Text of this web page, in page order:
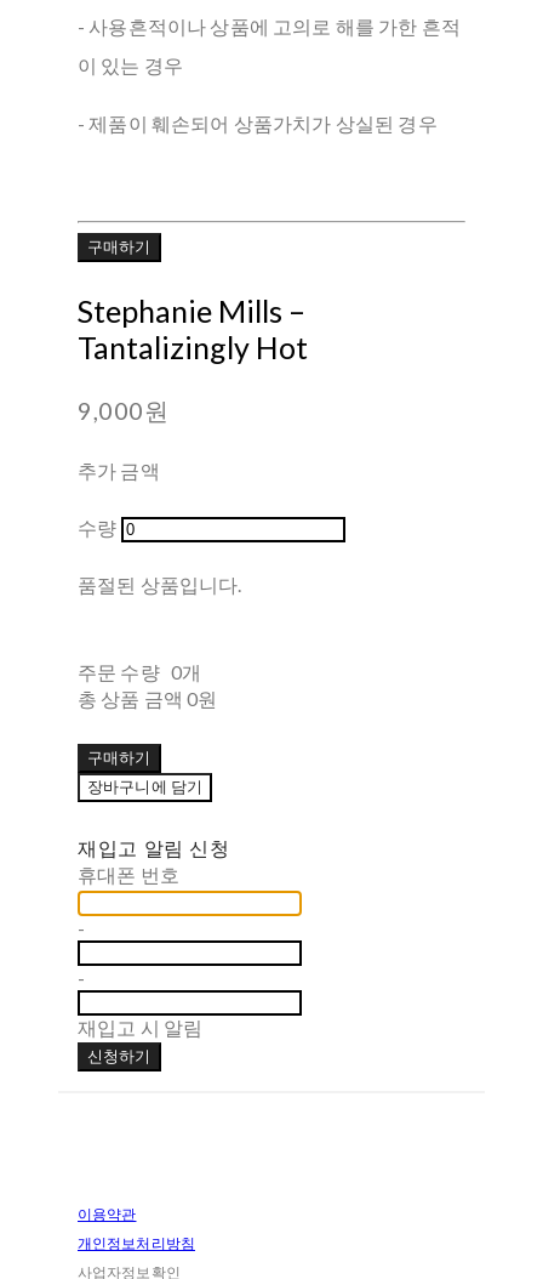
- 사용흔적이나 상품에 고의로 해를 가한 흔적
이 있는 경우
- 제품이 훼손되어 상품가치가 상실된 경우
구매하기
Stephanie Mills –
Tantalizingly Hot
9,000원
추가 금액
수량
품절된 상품입니다.
주문 수량 0개
총 상품 금액 0원
구매하기
장바구니에 담기
재입고 알림 신청
휴대폰 번호
-
-
재입고 시 알림
신청하기
이용약관
개인정보처리방침
사업자정보확인